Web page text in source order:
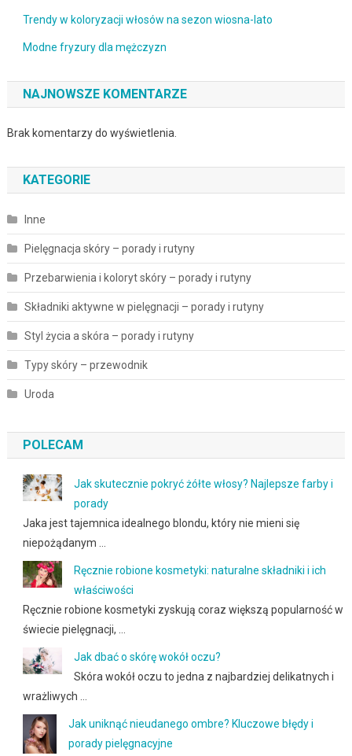
Trendy w koloryzacji włosów na sezon wiosna-lato
Modne fryzury dla mężczyzn
NAJNOWSZE KOMENTARZE
Brak komentarzy do wyświetlenia.
KATEGORIE
Inne
Pielęgnacja skóry – porady i rutyny
Przebarwienia i koloryt skóry – porady i rutyny
Składniki aktywne w pielęgnacji – porady i rutyny
Styl życia a skóra – porady i rutyny
Typy skóry – przewodnik
Uroda
POLECAM
Jak skutecznie pokryć żółte włosy? Najlepsze farby i
porady
Jaka jest tajemnica idealnego blondu, który nie mieni się
niepożądanym …
Ręcznie robione kosmetyki: naturalne składniki i ich
właściwości
Ręcznie robione kosmetyki zyskują coraz większą popularność w
świecie pielęgnacji, …
Jak dbać o skórę wokół oczu?
Skóra wokół oczu to jedna z najbardziej delikatnych i
wrażliwych …
Jak uniknąć nieudanego ombre? Kluczowe błędy i
porady pielęgnacyjne